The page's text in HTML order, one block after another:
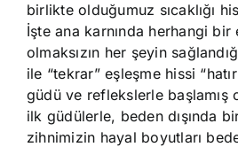
birlikte olduğumuz sıcaklığı
İşte ana karnında herhangi
olmaksızın her şeyin
ile “tekrar” eşleşme hissi
güdü ve reflekslerle başlamış
ilk güdülerle, beden dışında
zihnimizin hayal boyutları